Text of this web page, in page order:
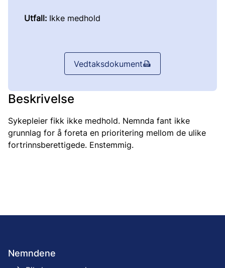
Utfall: Ikke medhold
Vedtaksdokument
Beskrivelse
Sykepleier fikk ikke medhold. Nemnda fant ikke
grunnlag for å foreta en prioritering mellom de ulike
fortrinnsberettigede. Enstemmig.
Nemndene